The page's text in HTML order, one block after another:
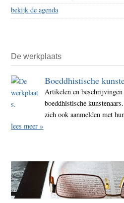
bekijk de agenda
De werkplaats
Boeddhistische
Artikelen en
boeddhistische
zich ook aanmelden met
lees meer »